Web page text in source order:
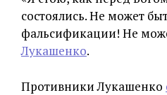
состоялись. Не может
фальсификации! Не
Лукашенко.
Противники Лукашенко